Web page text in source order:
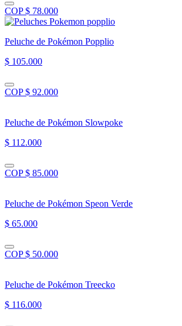
COP $ 78.000
Peluche de Pokémon Popplio
$ 105.000
COP $ 92.000
Peluche de Pokémon Slowpoke
$ 112.000
COP $ 85.000
Peluche de Pokémon Speon Verde
$ 65.000
COP $ 50.000
Peluche de Pokémon Treecko
$ 116.000